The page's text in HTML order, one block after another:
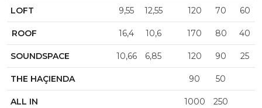
LOFT 9,55 12,55 120 70 60
ROOF 16,4 10,6 170 80 40
SOUNDSPACE 10,66 6,85 120 90 25
THE HAÇIENDA 90 50
ALL IN 1000 250